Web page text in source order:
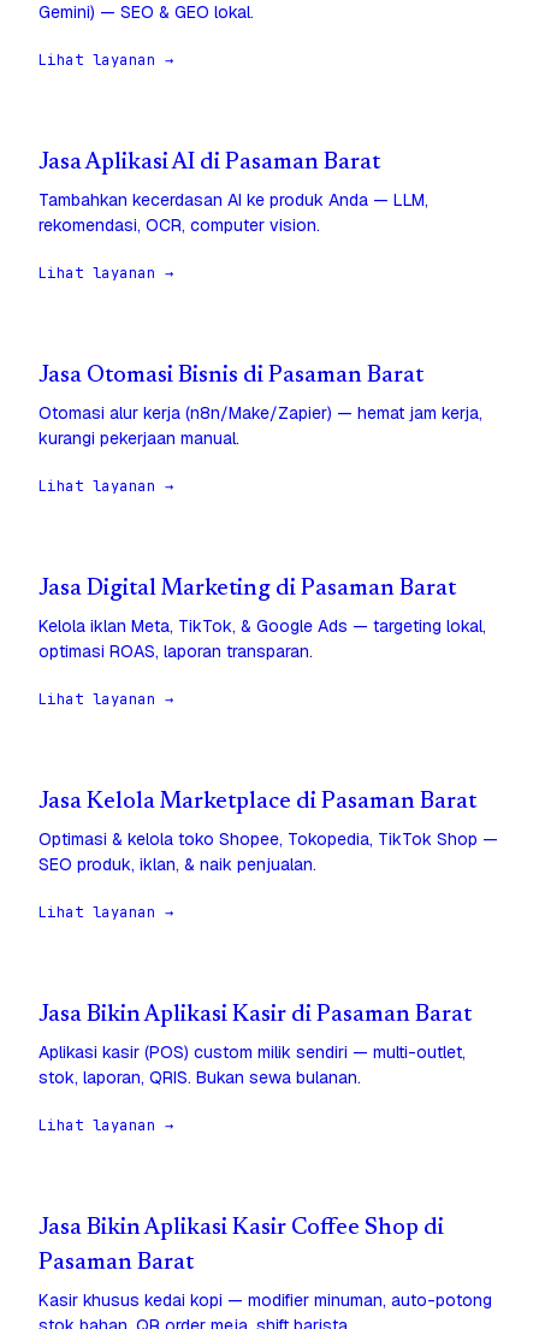
Gemini) — SEO & GEO lokal.
Lihat layanan →
Jasa Aplikasi AI di Pasaman Barat
Tambahkan kecerdasan AI ke produk Anda — LLM,
rekomendasi, OCR, computer vision.
Lihat layanan →
Jasa Otomasi Bisnis di Pasaman Barat
Otomasi alur kerja (n8n/Make/Zapier) — hemat jam kerja,
kurangi pekerjaan manual.
Lihat layanan →
Jasa Digital Marketing di Pasaman Barat
Kelola iklan Meta, TikTok, & Google Ads — targeting lokal,
optimasi ROAS, laporan transparan.
Lihat layanan →
Jasa Kelola Marketplace di Pasaman Barat
Optimasi & kelola toko Shopee, Tokopedia, TikTok Shop —
SEO produk, iklan, & naik penjualan.
Lihat layanan →
Jasa Bikin Aplikasi Kasir di Pasaman Barat
Aplikasi kasir (POS) custom milik sendiri — multi-outlet,
stok, laporan, QRIS. Bukan sewa bulanan.
Lihat layanan →
Jasa Bikin Aplikasi Kasir Coffee Shop di
Pasaman Barat
Kasir khusus kedai kopi — modifier minuman, auto-potong